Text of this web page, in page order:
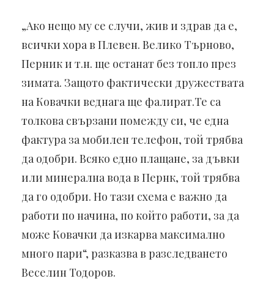
„Ако нещо му се случи, жив и здрав да е,
всички хора в Плевен. Велико Търново,
Перник и т.н. ще останат без топло през
зимата. Защото фактически дружествата
на Ковачки веднага ще фалират.Те са
толкова свързани помежду си, че една
фактура за мобилен телефон, той трябва
да одобри. Всяко едно плащане, за дъвки
или минерална вода в Пернк, той трябва
да го одобри. Но тази схема е важно да
работи по начина, по който работи, за да
може Ковачки да изкарва максимално
много пари“, разказва в разследването
Веселин Тодоров.